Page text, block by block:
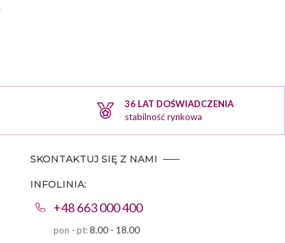
36 LAT DOŚWIADCZENIA
stabilność rynkowa
SKONTAKTUJ SIĘ Z NAMI
INFOLINIA:
+48 663 000 400
pon - pt:8.00 - 18.00